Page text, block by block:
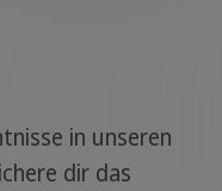
in unseren
dir das